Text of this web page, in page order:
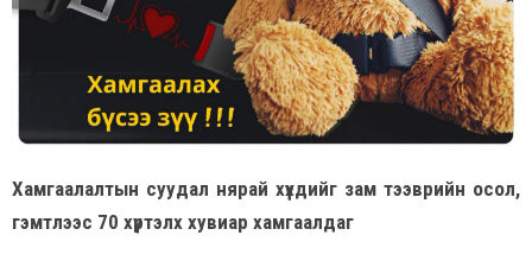
Хамгаалалтын суудал нярай хүүхдийг зам тээврийн осол,
гэмтлээс 70 хүртэлх хувиар хамгаалдаг